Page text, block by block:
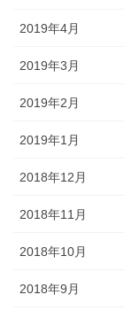
2019年4月
2019年3月
2019年2月
2019年1月
2018年12月
2018年11月
2018年10月
2018年9月